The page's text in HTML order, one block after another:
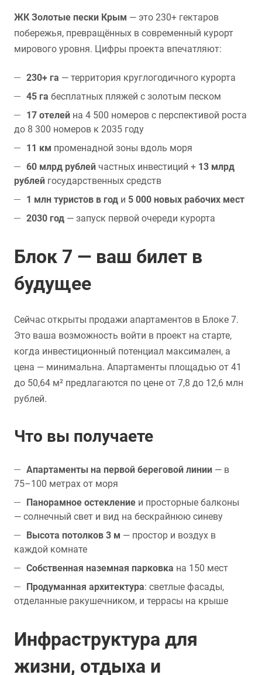
ЖК Золотые пески Крым — это 230+ гектаров
побережья, превращённых в современный курорт
мирового уровня. Цифры проекта впечатляют:
230+ га — территория круглогодичного курорта
45 га бесплатных пляжей с золотым песком
17 отелей на 4 500 номеров с перспективой роста
до 8 300 номеров к 2035 году
11 км променадной зоны вдоль моря
60 млрд рублей частных инвестиций + 13 млрд
рублей государственных средств
1 млн туристов в год и 5 000 новых рабочих мест
2030 год — запуск первой очереди курорта
Блок 7 — ваш билет в
будущее
Сейчас открыты продажи апартаментов в Блоке 7.
Это ваша возможность войти в проект на старте,
когда инвестиционный потенциал максимален, а
цена — минимальна. Апартаменты площадью от 41
до 50,64 м² предлагаются по цене от 7,8 до 12,6 млн
рублей.
Что вы получаете
Апартаменты на первой береговой линии — в
75–100 метрах от моря
Панорамное остекление и просторные балконы
— солнечный свет и вид на бескрайнюю синеву
Высота потолков 3 м — простор и воздух в
каждой комнате
Собственная наземная парковка на 150 мест
Продуманная архитектура: светлые фасады,
отделанные ракушечником, и террасы на крыше
Инфраструктура для
жизни, отдыха и